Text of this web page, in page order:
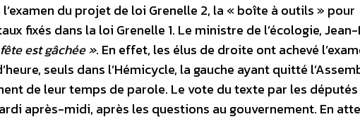
du projet de loi Grenelle 2, la « boîte à outils » pour
fixés dans la loi Grenelle 1. Le ministre de l’écologie,
est gâchée ». En effet, les élus de droite ont achevé
seuls dans l’Hémicycle, la gauche ayant quitté
de leur temps de parole. Le vote du texte par les
après-midi, après les questions au gouvernement. En